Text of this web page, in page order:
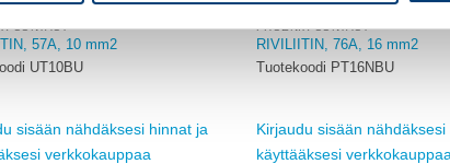
CONTACT
57A, 10 mm2
UT10BU
sisään nähdäksesi hinnat ja
verkkokauppaa
PHOENIX CONTACT
RIVILIITIN, 76A, 16 mm2
Tuotekoodi PT16NBU
Kirjaudu sisään nähdäksesi
käyttääksesi verkkokauppaa